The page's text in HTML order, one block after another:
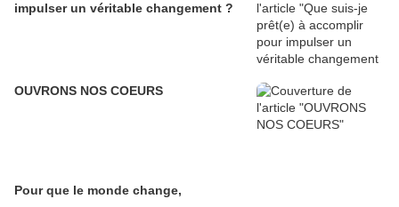
impulser un véritable changement ?
OUVRONS NOS COEURS
Pour que le monde change,